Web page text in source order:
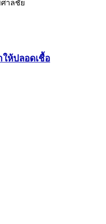
าลชัย
ห้ปลอดเชื้อ